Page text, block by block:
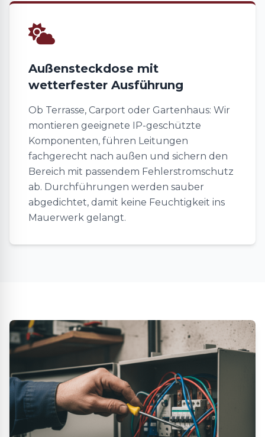
Außensteckdose mit
wetterfester Ausführung
Ob Terrasse, Carport oder Gartenhaus: Wir
montieren geeignete IP-geschützte
Komponenten, führen Leitungen
fachgerecht nach außen und sichern den
Bereich mit passendem Fehlerstromschutz
ab. Durchführungen werden sauber
abgedichtet, damit keine Feuchtigkeit ins
Mauerwerk gelangt.